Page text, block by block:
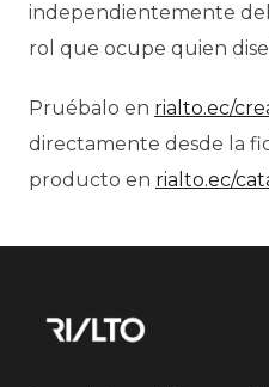
independientemente
rol que ocupe quien
Pruébalo en rialto.ec/
directamente desde la
producto en rialto.ec/